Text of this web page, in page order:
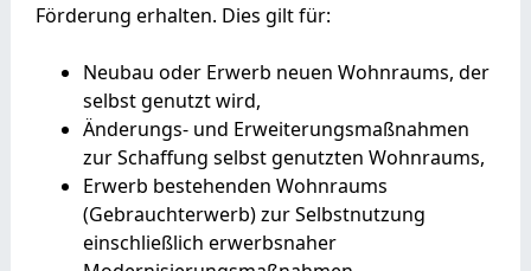
Förderung erhalten. Dies gilt für:
Neubau oder Erwerb neuen Wohnraums, der
selbst genutzt wird,
Änderungs- und Erweiterungsmaßnahmen
zur Schaffung selbst genutzten Wohnraums,
Erwerb bestehenden Wohnraums
(Gebrauchterwerb) zur Selbstnutzung
einschließlich erwerbsnaher